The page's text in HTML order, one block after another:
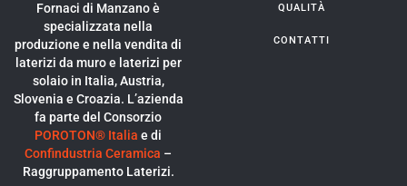
Fornaci di Manzano è
specializzata nella
produzione e nella vendita di
laterizi da muro e laterizi per
solaio in Italia, Austria,
Slovenia e Croazia. L’azienda
fa parte del Consorzio
POROTON® Italia e di
Confindustria Ceramica –
Raggruppamento Laterizi.
QUALITÀ
CONTATTI